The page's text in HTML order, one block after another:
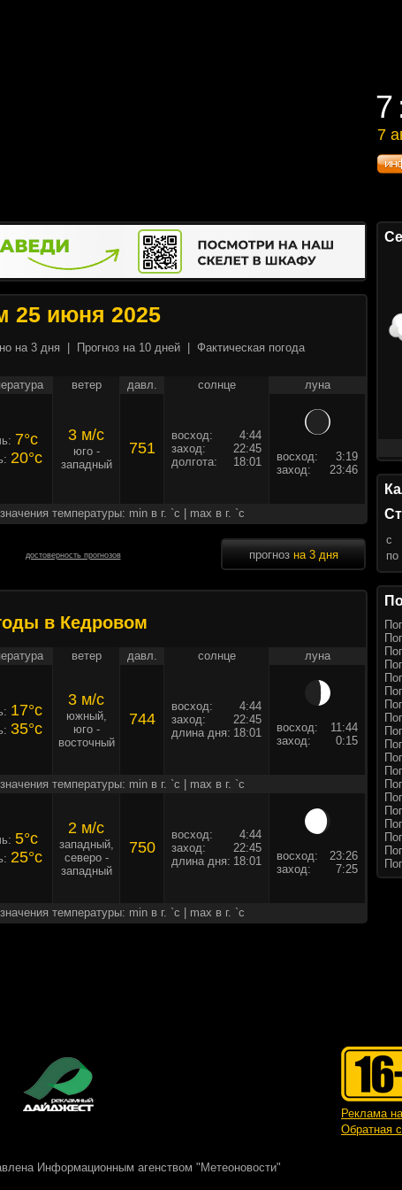
7
7
7
7
25 июня 2025
на 3 дня Прогноз на 10 дней Фактическая погода
ветер давл. солнце луна
7°c
20°c
3 м/c
юго -
западный
751
восход:
4:44
заход:
22:45
долгота:
18:01 восход:
3:19
заход:
23:46
температуры: min в г. `c | max в г. `c
достоверность прогнозов прогноз на 3 дня
в Кедровом
ветер давл. солнце луна
17°c
35°c
3 м/c
южный,
юго -
восточный
744
восход:
4:44
заход:
22:45
длина дня: 18:01 восход:
11:44
заход:
0:15
температуры: min в г. `c | max в г. `c
5°c
25°c
2 м/c
западный,
северо -
западный
750
восход:
4:44
заход:
22:45
длина дня: 18:01 восход:
23:26
заход:
7:25
температуры: min в г. `c | max в г. `c
c
по
Реклама
Обратная
Информационным агенством "Метеоновости"